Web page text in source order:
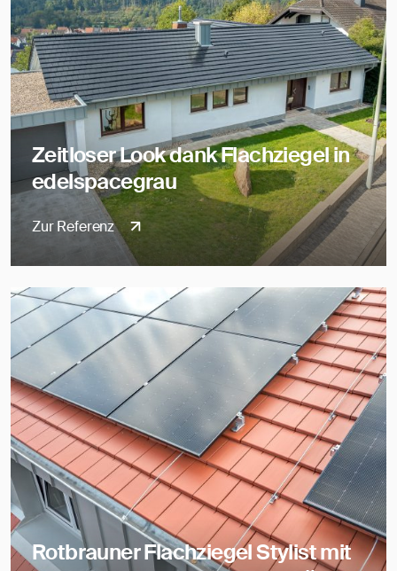
Zeitloser Look dank Flachziegel in
edelspacegrau
Zur Referenz
Rotbrauner Flachziegel Stylist mit